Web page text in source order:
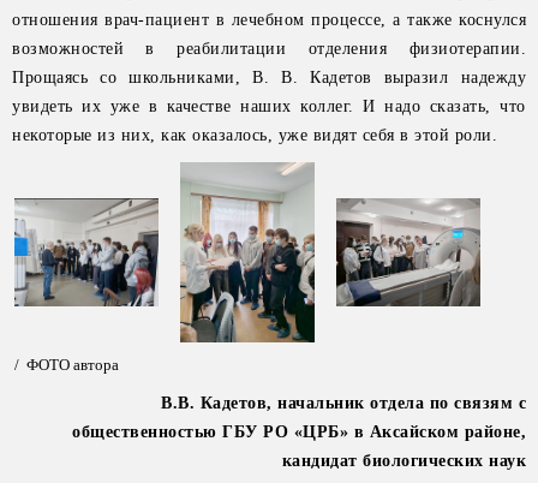
отношения врач-пациент в лечебном процессе, а также коснулся
возможностей в реабилитации отделения физиотерапии.
Прощаясь со школьниками, В. В. Кадетов выразил надежду
увидеть их уже в качестве наших коллег. И надо сказать, что
некоторые из них, как оказалось, уже видят себя в этой роли.
/ ФОТО автора
В.В. Кадетов, начальник отдела по связям с
общественностью ГБУ РО «ЦРБ» в Аксайском районе,
кандидат биологических наук